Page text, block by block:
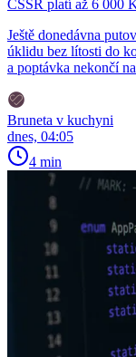
ČSSR platí až 6 000
Ještě donedávna
úklidu bez lítosti do
a poptávka nekončí
Bruneta v kuchyni
dnes, 04:05
4 min